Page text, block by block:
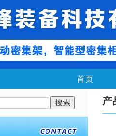
首页
产